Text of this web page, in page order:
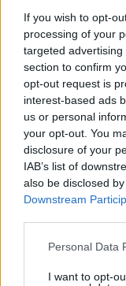
If you wish to opt-
processing of your
targeted
section to confirm
opt-out request is
interest-based ads
us or personal
your opt-out. You
disclosure of your
IAB’s list of
also be disclosed
Downstream
Please note that
not limited to your
Personal Data
I want to opt-
όλες τις
καταλαβαίνω
μια σειρά που θα
όταν μάλιστα δεν
εργάστηκε την
ΑΠΑΝΤΗΣΗ
Παρ'οτι η
βρίσκω και λίγο
08.06.2026, 23:25
κι ενα